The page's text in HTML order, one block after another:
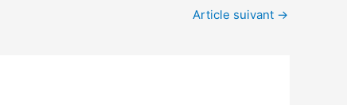
Article suivant →